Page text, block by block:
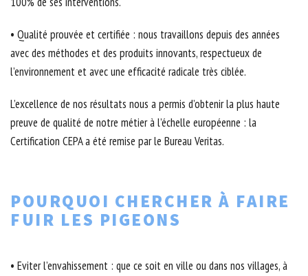
• Qualité prouvée et certifiée : nous travaillons depuis des années
avec des méthodes et des produits innovants, respectueux de
l’environnement et avec une efficacité radicale très ciblée.
L’excellence de nos résultats nous a permis d’obtenir la plus haute
preuve de qualité de notre métier à l’échelle européenne : la
Certification CEPA a été remise par le Bureau Veritas.
POURQUOI CHERCHER À FAIRE
FUIR LES PIGEONS
• Eviter l’envahissement : que ce soit en ville ou dans nos villages, à